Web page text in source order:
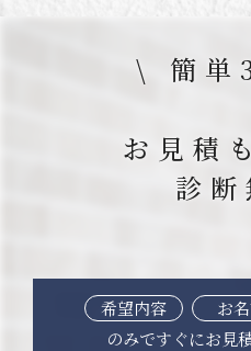
\ 簡単
お見積
診断
希望内容 お
のみですぐにお見